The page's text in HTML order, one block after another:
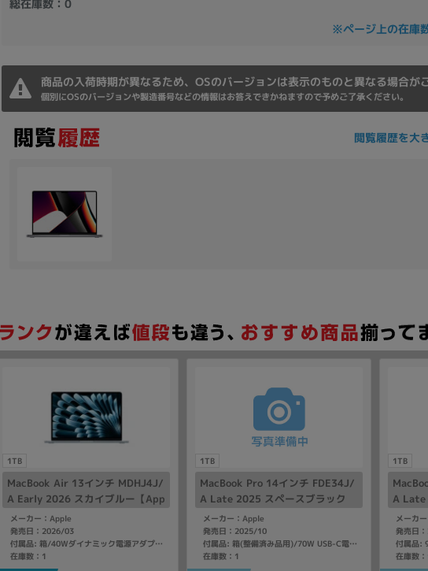
総在庫数：0
※ページ上の在庫
商品の入荷時期が異なるため、OSのバージョンは表示のものと異なる場合が
個別にOSのバージョンや製造番号などの情報はお答えできかねますので予めご了承ください。
閲覧履歴を大
1TB
MacBook Air 13インチ MDHJ4J/
A Early 2026 スカイブルー【App
le M5/16GB/1TB SSD】
メーカー：Apple
発売日：2026/03
付属品: 箱/40Wダイナミック電源アダプタ(最大60W対応)/USB-C - MagSafe3ケーブル(2m)/マニュアル
在庫数：1
1TB
MacBook Pro 14インチ FDE34J/
A Late 2025 スペースブラック
【Apple M5(10コア)/24GB/1T
B/10コアGPU】
メーカー：Apple
発売日：2025/10
付属品: 箱(整備済み品用)/70W USB-C電源アダプタ/USB-C - MagSafe3ケーブル(2m)/マニュアル
在庫数：1
1TB
A Late
【
1TB/
メーカ
発売日
在庫数